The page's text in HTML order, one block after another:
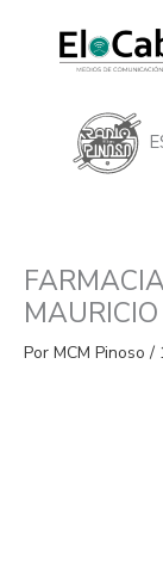
contenido
MAURICIO
Por MCM Pinoso /